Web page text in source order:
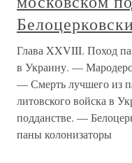
Глава XXVIII. Поход
в Украину. —
— Смерть лучшего из
литовского войска в
подданстве. —
паны колонизаторы